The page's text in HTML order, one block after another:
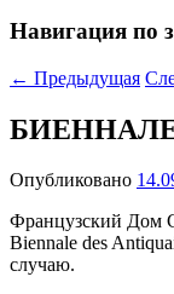
Навигация по
← Предыдущая
Опубликовано
Французский Дом
Biennale des
случаю.